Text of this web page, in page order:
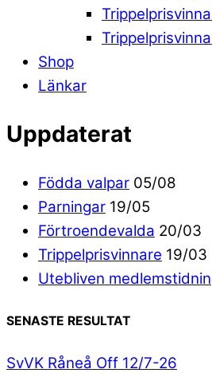
Shop
Länkar
Uppdaterat
Födda valpar 05/08
Parningar 19/05
Förtroendevalda 20/03
Trippelprisvinnare 19/03
Utebliven
SENASTE RESULTAT
SvVK Råneå Off 12/7-26